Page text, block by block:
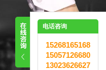
电话咨询
15268165168
15057126680
13023626627